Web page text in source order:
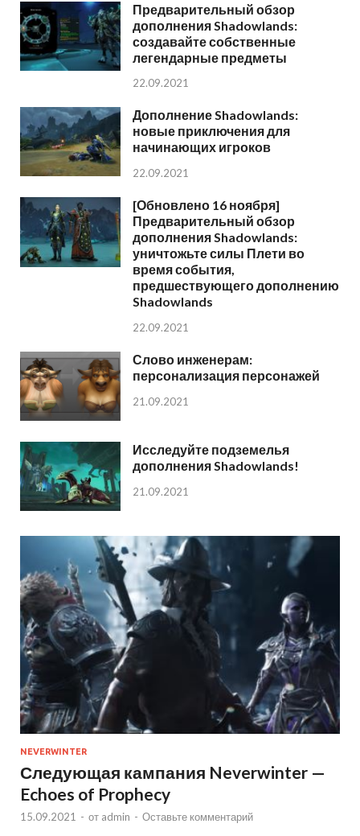
Предварительный обзор
дополнения Shadowlands:
создавайте собственные
легендарные предметы
22.09.2021
Дополнение Shadowlands:
новые приключения для
начинающих игроков
22.09.2021
[Обновлено 16 ноября]
Предварительный обзор
дополнения Shadowlands:
уничтожьте силы Плети во
время события,
предшествующего дополнению
Shadowlands
22.09.2021
Слово инженерам:
персонализация персонажей
21.09.2021
Исследуйте подземелья
дополнения Shadowlands!
21.09.2021
NEVERWINTER
Следующая кампания Neverwinter —
Echoes of Prophecy
15.09.2021 - от admin - Оставьте комментарий